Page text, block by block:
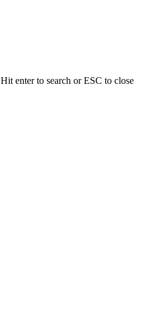
Hit enter to search or ESC to close